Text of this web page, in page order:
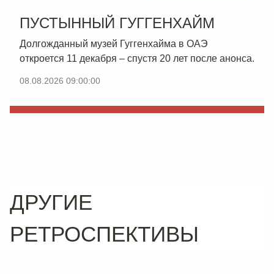
ПУСТЫННЫЙ ГУГГЕНХАЙМ
Долгожданный музей Гуггенхайма в ОАЭ
откроется 11 декабря – спустя 20 лет после анонса.
08.08.2026 09:00:00
ДРУГИЕ
РЕТРОСПЕКТИВЫ